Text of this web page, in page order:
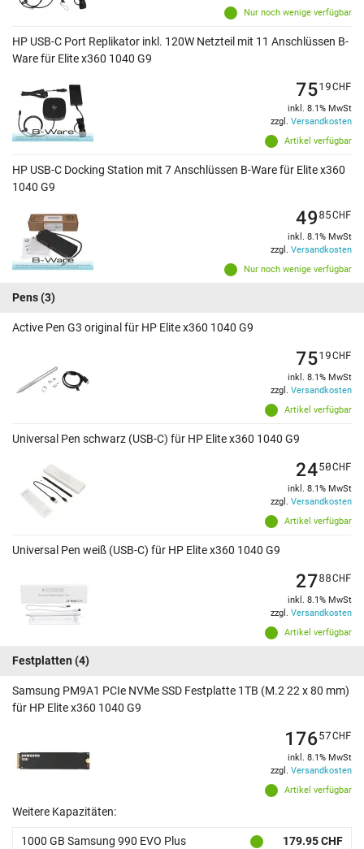
Nur noch wenige verfügbar
HP USB-C Port Replikator inkl. 120W Netzteil mit 11 Anschlüssen B-
Ware für Elite x360 1040 G9
Artikel verfügbar
7519CHF
inkl. 8.1% MwSt
zzgl. Versandkosten
HP USB-C Docking Station mit 7 Anschlüssen B-Ware für Elite x360
1040 G9
Nur noch wenige verfügbar
4985CHF
inkl. 8.1% MwSt
zzgl. Versandkosten
Pens(3)
Active Pen G3 original für HP Elite x360 1040 G9
Artikel verfügbar
7519CHF
inkl. 8.1% MwSt
zzgl. Versandkosten
Universal Pen schwarz (USB-C) für HP Elite x360 1040 G9
Artikel verfügbar
2450CHF
inkl. 8.1% MwSt
zzgl. Versandkosten
Universal Pen weiß (USB-C) für HP Elite x360 1040 G9
Artikel verfügbar
2788CHF
inkl. 8.1% MwSt
zzgl. Versandkosten
Festplatten (4)
Samsung PM9A1 PCIe NVMe SSD Festplatte 1TB (M.2 22 x 80 mm)
für HP Elite x360 1040 G9
Artikel verfügbar
17657CHF
inkl. 8.1% MwSt
zzgl. Versandkosten
Weitere Kapazitäten:
1000 GB Samsung 990 EVO Plus 179.95 CHF